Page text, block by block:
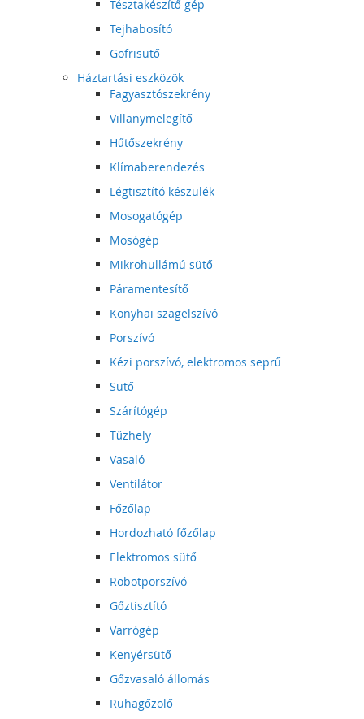
Tésztakészítő gép
Tejhabosító
Gofrisütő
Háztartási eszközök
Fagyasztószekrény
Villanymelegítő
Hűtőszekrény
Klímaberendezés
Légtisztító készülék
Mosogatógép
Mosógép
Mikrohullámú sütő
Páramentesítő
Konyhai szagelszívó
Porszívó
Kézi porszívó, elektromos seprű
Sütő
Szárítógép
Tűzhely
Vasaló
Ventilátor
Főzőlap
Hordozható főzőlap
Elektromos sütő
Robotporszívó
Gőztisztító
Varrógép
Kenyérsütő
Gőzvasaló állomás
Ruhagőzölő